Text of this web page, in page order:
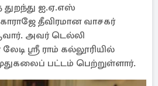
ஐ.ஏ.எஸ்
தீவிரமான வாசகர்
அவர் டெல்லி
ஸ்ரீ ராம் கல்லூரியில்
பட்டம் பெற்றுள்ளார்.